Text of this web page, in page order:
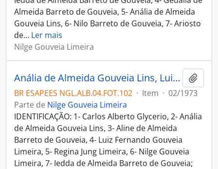
Almeida Barreto de Gouveia, 5- Anália de Almeida
Gouveia Lins, 6- Nilo Barreto de Gouveia, 7- Ariosto
de… Ler mais
Nilge Gouveia Limeira
Anália de Almeida Gouveia Lins, Luiz Fernando Gouveia Limeira, Nilge Gouveia Limeira, Regina Jung Limeira, Iedda de Almeida Barreto de Gouveia, Aline de Almeida Barreto de Gouveia e Carlos Alberto Glycerio na Feira de Caruaru
BR ESAPEES NGL.ALB.04.FOT.102 · Item · 02/1973
Parte de Nilge Gouveia Limeira
IDENTIFICAÇÃO: 1- Carlos Alberto Glycerio, 2- Anália
de Almeida Gouveia Lins, 3- Aline de Almeida
Barreto de Gouveia, 4- Luiz Fernando Gouveia
Limeira, 5- Regina Jung Limeira, 6- Nilge Gouveia
Limeira, 7- Iedda de Almeida Barreto de Gouveia;